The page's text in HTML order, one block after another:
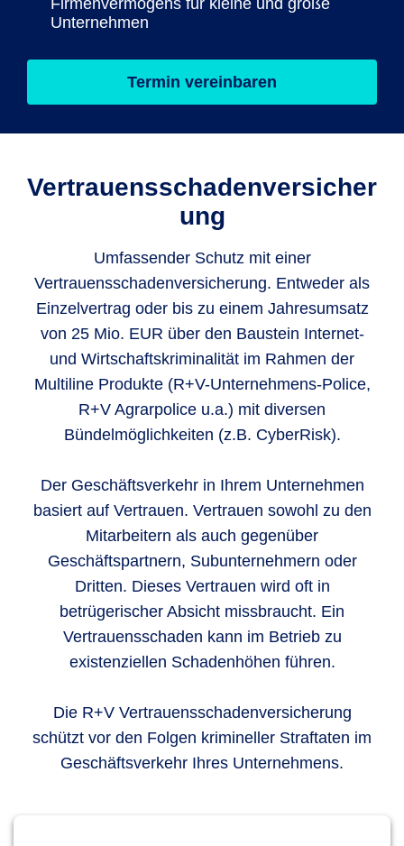
Firmenvermögens für kleine und große
Unternehmen
Termin vereinbaren
Vertrauensschadenversicher
ung
Umfassender Schutz mit einer
Vertrauensschadenversicherung. Entweder als
Einzelvertrag oder bis zu einem Jahresumsatz
von 25 Mio. EUR über den Baustein Internet-
und Wirtschaftskriminalität im Rahmen der
Multiline Produkte (R+V-Unternehmens-Police,
R+V Agrarpolice u.a.) mit diversen
Bündelmöglichkeiten (z.B. CyberRisk).
Der Geschäftsverkehr in Ihrem Unternehmen
basiert auf Vertrauen. Vertrauen sowohl zu den
Mitarbeitern als auch gegenüber
Geschäftspartnern, Subunternehmern oder
Dritten. Dieses Vertrauen wird oft in
betrügerischer Absicht missbraucht. Ein
Vertrauensschaden kann im Betrieb zu
existenziellen Schadenhöhen führen.
Die R+V Vertrauensschadenversicherung
schützt vor den Folgen krimineller Straftaten im
Geschäftsverkehr Ihres Unternehmens.